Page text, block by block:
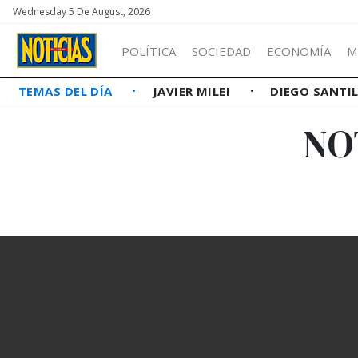
Wednesday 5 De August, 2026
POLÍTICA SOCIEDAD ECONOMÍA
TEMAS DEL DÍA JAVIER MILEI DIEGO